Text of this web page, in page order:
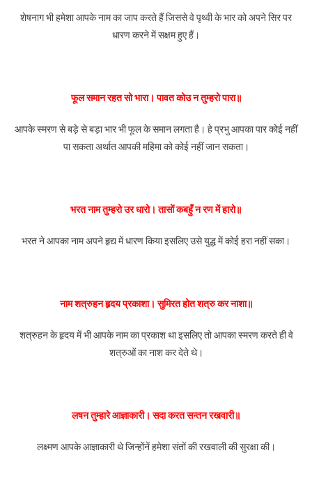
शेषनाग भी हमेशा आपके नाम का जाप करते हैं जिससे वे पृथ्वी के भार को अपने सिर पर
धारण करने में सक्षम हुए हैं।
फूल समान रहत सो भारा। पावत कोउ न तुम्हरो पारा॥
आपके स्मरण से बड़े से बड़ा भार भी फूल के समान लगता है। हे प्रभु आपका पार कोई नहीं
पा सकता अर्थात आपकी महिमा को कोई नहीं जान सकता।
भरत नाम तुम्हरो उर धारो। तासों कबहुँ न रण में हारो॥
भरत ने आपका नाम अपने हृद्य में धारण किया इसलिए उसे युद्ध में कोई हरा नहीं सका।
नाम शत्रुहन हृदय प्रकाशा। सुमिरत होत शत्रु कर नाशा॥
शत्रुहन के हृदय में भी आपके नाम का प्रकाश था इसलिए तो आपका स्मरण करते ही वे
शत्रुओं का नाश कर देते थे।
लषन तुम्हारे आज्ञाकारी। सदा करत सन्तन रखवारी॥
लक्ष्मण आपके आज्ञाकारी थे जिन्होंनें हमेशा संतों की रखवाली की सुरक्षा की।